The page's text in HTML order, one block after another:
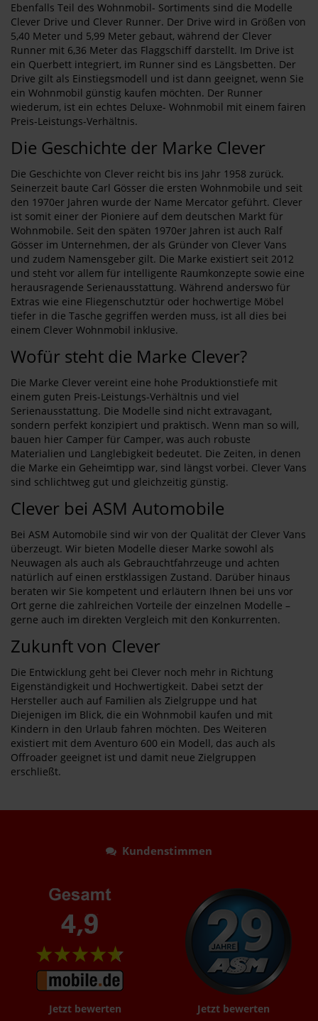
Ebenfalls Teil des Wohnmobil- Sortiments sind die Modelle
Clever Drive und Clever Runner. Der Drive wird in Größen von
5,40 Meter und 5,99 Meter gebaut, während der Clever
Runner mit 6,36 Meter das Flaggschiff darstellt. Im Drive ist
ein Querbett integriert, im Runner sind es Längsbetten. Der
Drive gilt als Einstiegsmodell und ist dann geeignet, wenn Sie
ein Wohnmobil günstig kaufen möchten. Der Runner
wiederum, ist ein echtes Deluxe- Wohnmobil mit einem fairen
Preis-Leistungs-Verhältnis.
Die Geschichte der Marke Clever
Die Geschichte von Clever reicht bis ins Jahr 1958 zurück.
Seinerzeit baute Carl Gösser die ersten Wohnmobile und seit
den 1970er Jahren wurde der Name Mercator geführt. Clever
ist somit einer der Pioniere auf dem deutschen Markt für
Wohnmobile. Seit den späten 1970er Jahren ist auch Ralf
Gösser im Unternehmen, der als Gründer von Clever Vans
und zudem Namensgeber gilt. Die Marke existiert seit 2012
und steht vor allem für intelligente Raumkonzepte sowie eine
herausragende Serienausstattung. Während anderswo für
Extras wie eine Fliegenschutztür oder hochwertige Möbel
tiefer in die Tasche gegriffen werden muss, ist all dies bei
einem Clever Wohnmobil inklusive.
Wofür steht die Marke Clever?
Die Marke Clever vereint eine hohe Produktionstiefe mit
einem guten Preis-Leistungs-Verhältnis und viel
Serienausstattung. Die Modelle sind nicht extravagant,
sondern perfekt konzipiert und praktisch. Wenn man so will,
bauen hier Camper für Camper, was auch robuste
Materialien und Langlebigkeit bedeutet. Die Zeiten, in denen
die Marke ein Geheimtipp war, sind längst vorbei. Clever Vans
sind schlichtweg gut und gleichzeitig günstig.
Clever bei ASM Automobile
Bei ASM Automobile sind wir von der Qualität der Clever Vans
überzeugt. Wir bieten Modelle dieser Marke sowohl als
Neuwagen als auch als Gebrauchtfahrzeuge und achten
natürlich auf einen erstklassigen Zustand. Darüber hinaus
beraten wir Sie kompetent und erläutern Ihnen bei uns vor
Ort gerne die zahlreichen Vorteile der einzelnen Modelle –
gerne auch im direkten Vergleich mit den Konkurrenten.
Zukunft von Clever
Die Entwicklung geht bei Clever noch mehr in Richtung
Eigenständigkeit und Hochwertigkeit. Dabei setzt der
Hersteller auch auf Familien als Zielgruppe und hat
Diejenigen im Blick, die ein Wohnmobil kaufen und mit
Kindern in den Urlaub fahren möchten. Des Weiteren
existiert mit dem Aventuro 600 ein Modell, das auch als
Offroader geeignet ist und damit neue Zielgruppen
erschließt.
Kundenstimmen
Jetzt bewerten Jetzt bewerten